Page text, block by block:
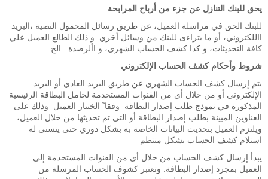
يحق للبنك التنازل عن جزء من أرباح المرابحة
للبنك الحق في مراسلة العميل، عن طريق رسائل المحمول النصية ،البريد
االلكتروني، أو ما يتراءى للبنك من وسائل أخري. و ذلك الطالع العميل علي
كافة التحديثات، و كذا كشف الحساب الشهري، و األرصدة ..الخ
شروط وأحكام كشف الحساب الإلكتروني
يتم إرسال كشف الحساب الشهري عن طريق البريد العادي أو البريد
الإلكتروني أو من خلال أي من القنوات المستخدمة لحامل البطاقة الرئيسية
المذكورة في نموذج طلب إصدار البطاقة–وفقا ً الختيار العميل–وذلك على
العناوين المبينة بطلب إصدار البطاقة أو التي تم تحديثها من خلال العميل،
ويلتزم العميل بتحديث البيانات الخاصة به بشكل دوري حتى يتسنى له
استلام كشف الحساب بشكل منتظم
يبدأ إرسال كشف الحساب من خلال أي من القنوات المستخدمة إلى
العميل بمجرد إصدار البطاقة. وتعتبر كشوف الحساب المرسلة من